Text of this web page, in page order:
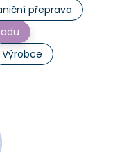
přeprava
Výrobce